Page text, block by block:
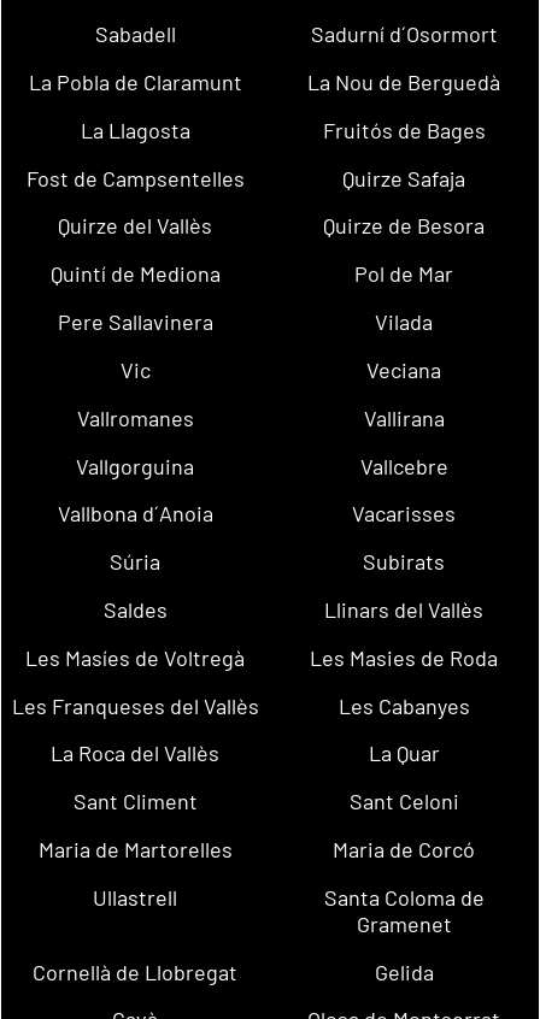
Sabadell
Sadurní d´Osormort
La Pobla de Claramunt
La Nou de Berguedà
La Llagosta
Fruitós de Bages
Fost de Campsentelles
Quirze Safaja
Quirze del Vallès
Quirze de Besora
Quintí de Mediona
Pol de Mar
Pere Sallavinera
Vilada
Vic
Veciana
Vallromanes
Vallirana
Vallgorguina
Vallcebre
Vallbona d´Anoia
Vacarisses
Súria
Subirats
Saldes
Llinars del Vallès
Les Masíes de Voltregà
Les Masies de Roda
Les Franqueses del Vallès
Les Cabanyes
La Roca del Vallès
La Quar
Sant Climent
Sant Celoni
Maria de Martorelles
Maria de Corcó
Ullastrell
Santa Coloma de
Gramenet
Cornellà de Llobregat
Gelida